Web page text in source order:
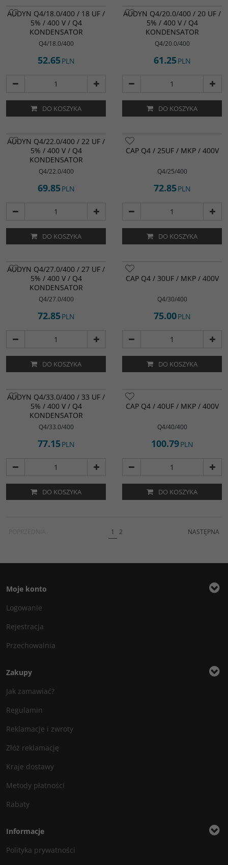
AUDYN Q4/18.0/400 / 18 UF /
5% / 400 V / Q4
KONDENSATOR
Q4/18.0/400
52.65PLN
DO KOSZYKA
AUDYN Q4/20.0/400 / 20 UF /
5% / 400 V / Q4
KONDENSATOR
Q4/20.0/400
61.25PLN
DO KOSZYKA
AUDYN Q4/22.0/400 / 22 UF /
5% / 400 V / Q4
KONDENSATOR
Q4/22.0/400
69.85PLN
DO KOSZYKA
CAP Q4 / 25UF / MKP / 400V
Q4/25/400
72.85PLN
DO KOSZYKA
AUDYN Q4/27.0/400 / 27 UF /
5% / 400 V / Q4
KONDENSATOR
Q4/27.0/400
72.85PLN
DO KOSZYKA
CAP Q4 / 30UF / MKP / 400V
Q4/30/400
75.00PLN
DO KOSZYKA
AUDYN Q4/33.0/400 / 33 UF /
5% / 400 V / Q4
KONDENSATOR
Q4/33.0/400
77.15PLN
DO KOSZYKA
CAP Q4 / 40UF / MKP / 400V
Q4/40/400
100.79PLN
DO KOSZYKA
1 2 NASTĘPNA
Moje konto
Logowanie
Rejestracja
Przechowalnia
Zakupy
Jak zamawiać?
Regulamin
Reklamacje i zwroty
Złóż reklamację
Kraje dostawy
Metody płatności
Rabaty
Informacje
Polityka prywatności